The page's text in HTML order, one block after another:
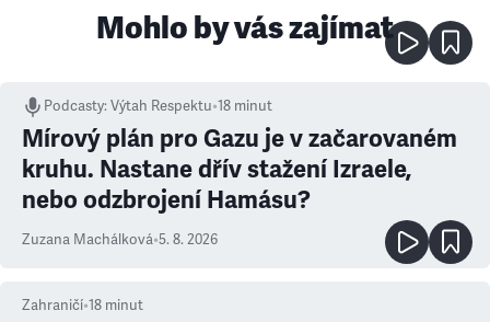
Mohlo by vás zajímat
Podcasty:Výtah Respektu•18 minut
Mírový plán pro Gazu je v začarovaném
kruhu. Nastane dřív stažení Izraele,
nebo odzbrojení Hamásu?
Zuzana Machálková•5. 8. 2026
Zahraničí•18 minut